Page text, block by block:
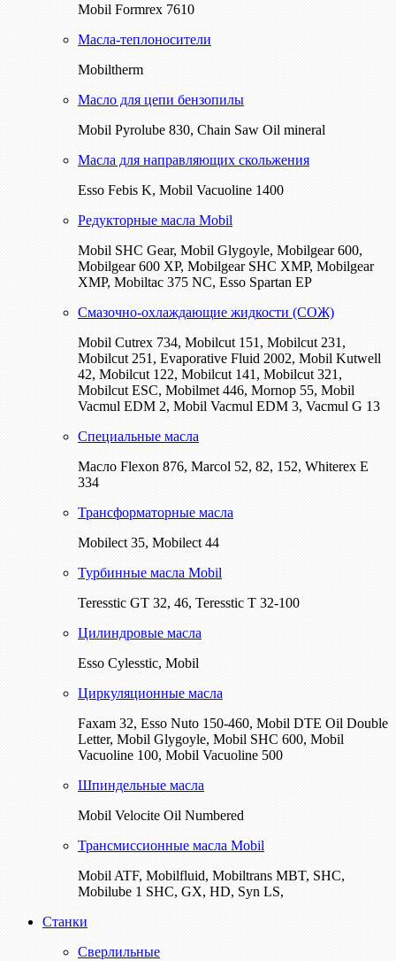
Mobil Formrex 7610
Масла-теплоносители
Mobiltherm
Масло для цепи бензопилы
Mobil Pyrolube 830, Chain Saw Oil mineral
Масла для направляющих скольжения
Esso Febis K, Mobil Vacuoline 1400
Редукторные масла Mobil
Mobil SHC Gear, Mobil Glygoyle, Mobilgear 600,
Mobilgear 600 XP, Mobilgear SHC XMP, Mobilgear
XМP, Mobiltac 375 NC, Esso Spartan EP
Смазочно-охлаждающие жидкости (СОЖ)
Mobil Cutrex 734, Mobilcut 151, Mobilcut 231,
Mobilcut 251, Evaporative Fluid 2002, Mobil Kutwell
42, Mobilcut 122, Mobilcut 141, Mobilcut 321,
Mobilcut ESC, Mobilmet 446, Mornop 55, Mobil
Vacmul EDM 2, Mobil Vacmul EDM 3, Vacmul G 13
Специальные масла
Масло Flexon 876, Marcol 52, 82, 152, Whiterex E
334
Трансформаторные масла
Mobilect 35, Mobilect 44
Турбинные масла Mobil
Teresstic GT 32, 46, Teresstic T 32-100
Цилиндровые масла
Esso Cylesstic, Mobil
Циркуляционные масла
Faxam 32, Esso Nuto 150-460, Mobil DTE Oil Double
Letter, Mobil Glygoyle, Mobil SHC 600, Mobil
Vacuoline 100, Mobil Vacuoline 500
Шпиндельные масла
Mobil Velocite Oil Numbered
Трансмиссионные масла Mobil
Mobil ATF, Mobilfluid, Mobiltrans MBT, SHC,
Mobilube 1 SHC, GX, HD, Syn LS,
Станки
Сверлильные